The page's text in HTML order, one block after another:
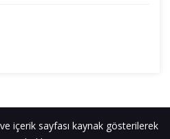
içerik sayfası kaynak gösterilerek